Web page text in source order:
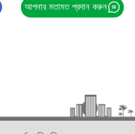
আপনার মতামত প্রদান করুন